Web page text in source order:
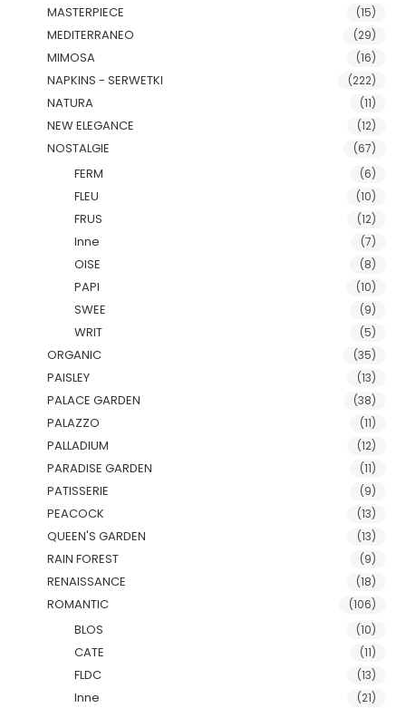
MASTERPIECE (15)
MEDITERRANEO (29)
MIMOSA (16)
NAPKINS - SERWETKI (222)
NATURA (11)
NEW ELEGANCE (12)
NOSTALGIE (67)
FERM (6)
FLEU (10)
FRUS (12)
Inne (7)
OISE (8)
PAPI (10)
SWEE (9)
WRIT (5)
ORGANIC (35)
PAISLEY (13)
PALACE GARDEN (38)
PALAZZO (11)
PALLADIUM (12)
PARADISE GARDEN (11)
PATISSERIE (9)
PEACOCK (13)
QUEEN'S GARDEN (13)
RAIN FOREST (9)
RENAISSANCE (18)
ROMANTIC (106)
BLOS (10)
CATE (11)
FLDC (13)
Inne (21)